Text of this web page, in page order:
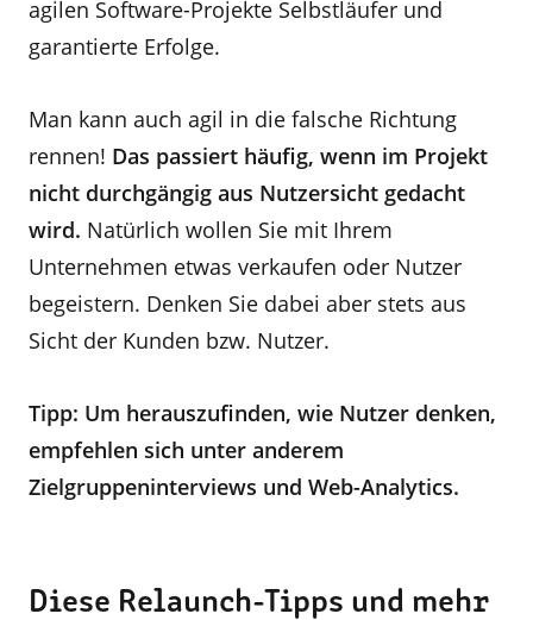
agilen Software-Projekte Selbstläufer und
garantierte Erfolge.
Man kann auch agil in die falsche Richtung
rennen! Das passiert häufig, wenn im Projekt
nicht durchgängig aus Nutzersicht gedacht
wird. Natürlich wollen Sie mit Ihrem
Unternehmen etwas verkaufen oder Nutzer
begeistern. Denken Sie dabei aber stets aus
Sicht der Kunden bzw. Nutzer.
Tipp: Um herauszufinden, wie Nutzer denken,
empfehlen sich unter anderem
Zielgruppeninterviews und Web-Analytics.
Diese Relaunch-Tipps und mehr